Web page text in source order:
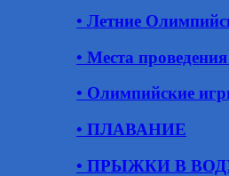
• Летние
• Места
• Олимпийские
• ПЛАВАНИЕ
• ПРЫЖКИ В